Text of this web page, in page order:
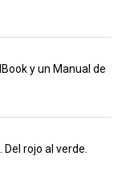
y un Manual de
rojo al verde.